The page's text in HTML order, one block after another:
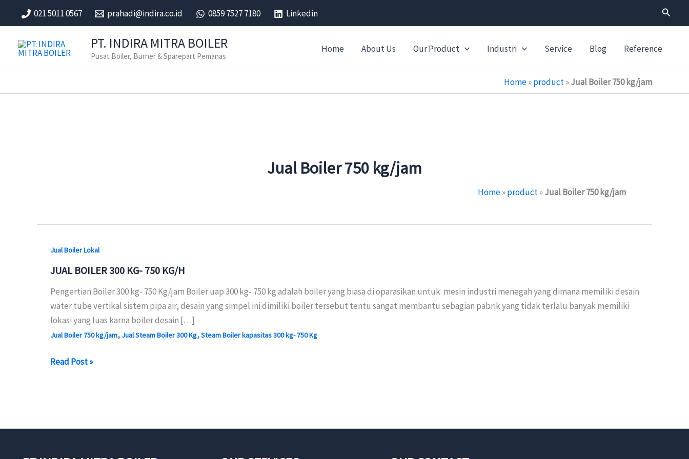
021 5011 0567 prahadi@indira.co.id 0859 7527 7180 Linkedin Search
PT. INDIRA MITRA BOILER
Pusat Boiler, Burner & Sparepart Pemanas
Home About Us Our Product Industri Service Blog Reference
Home»product»Jual Boiler 750 kg/jam
Jual Boiler 750 kg/jam
Home»product»Jual Boiler 750 kg/jam
Jual Boiler Lokal
JUAL BOILER 300 KG- 750 KG/H
Pengertian Boiler 300 kg- 750 Kg/jam Boiler uap 300 kg- 750 kg adalah boiler yang biasa di oparasikan untuk mesin industri menegah yang dimana memiliki desain
water tube vertikal sistem pipa air, desain yang simpel ini dimiliki boiler tersebut tentu sangat membantu sebagian pabrik yang tidak terlalu banyak memiliki
lokasi yang luas karna boiler desain […]
Jual Boiler 750 kg/jam, Jual Steam Boiler 300 Kg,Steam Boiler kapasitas 300 kg- 750 Kg
JUAL
Read Post »